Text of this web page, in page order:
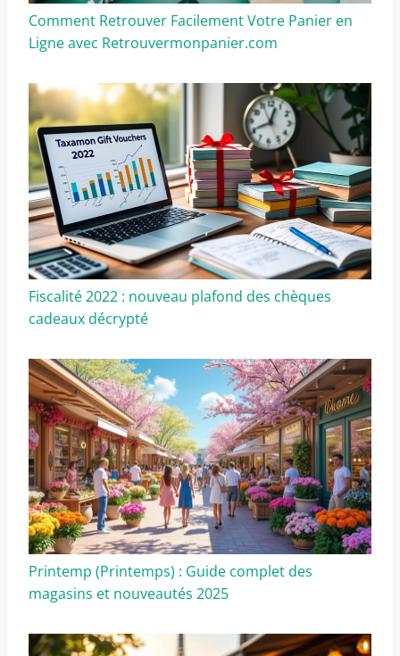
Comment Retrouver Facilement Votre Panier en
Ligne avec Retrouvermonpanier.com
Fiscalité 2022 : nouveau plafond des chèques
cadeaux décrypté
Printemp (Printemps) : Guide complet des
magasins et nouveautés 2025